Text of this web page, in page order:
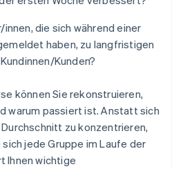
die sich während einer
haben, zu langfristigen
Kunden?
können Sie rekonstruieren,
warum passiert ist. Anstatt sich
zu konzentrieren,
jede Gruppe im Laufe der
Ihnen wichtige